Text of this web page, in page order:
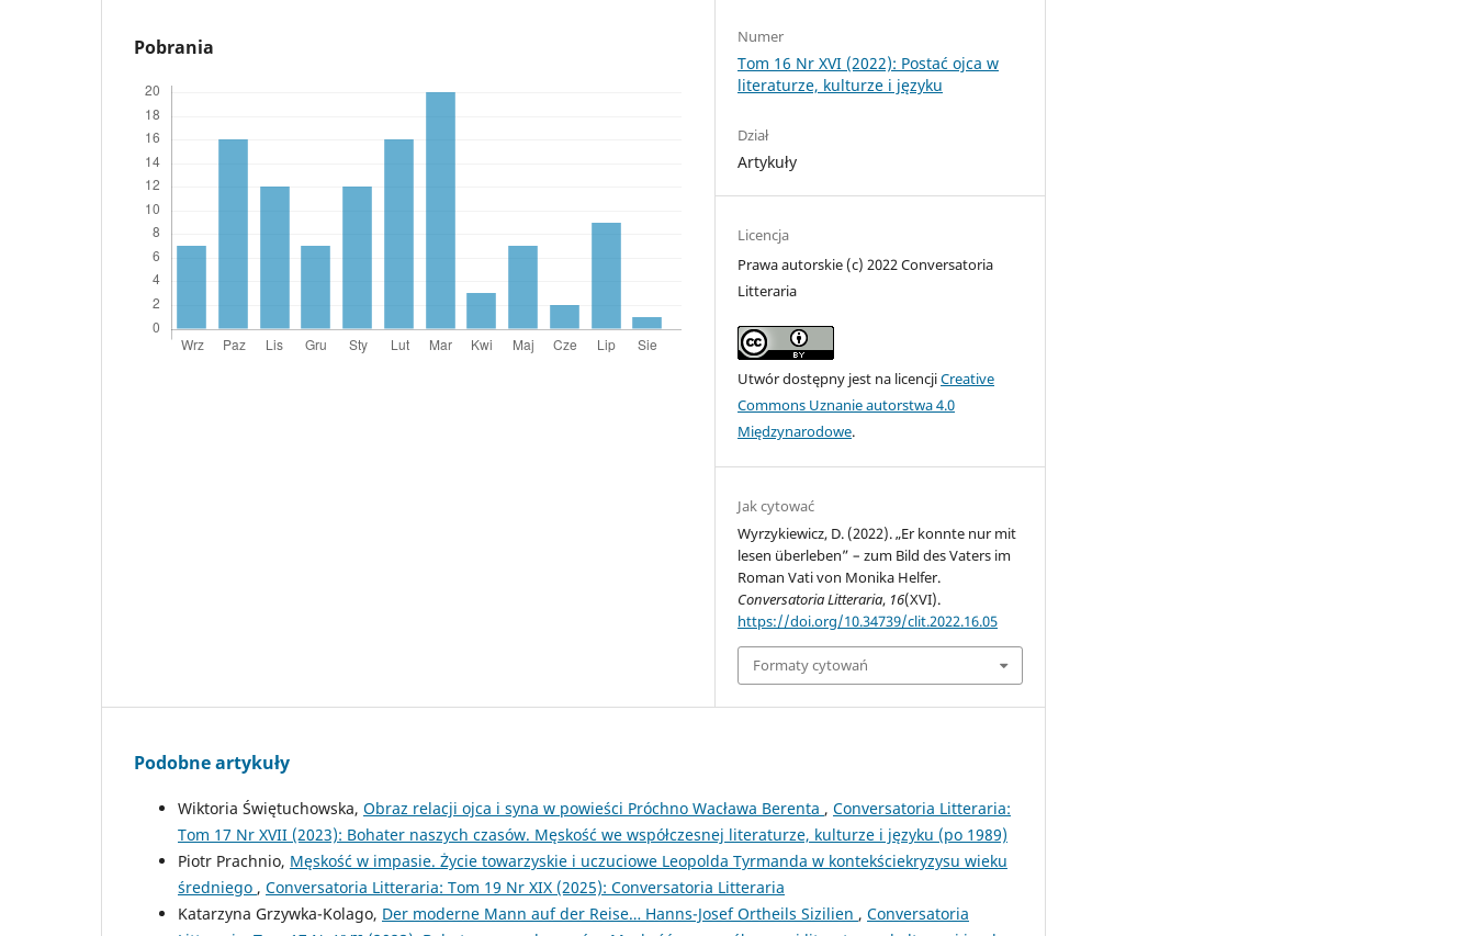
Pobrania Numer
Tom 16 Nr XVI (2022): Postać ojca w
literaturze, kulturze i języku
Dział
Artykuły
Licencja
Prawa autorskie (c) 2022 Conversatoria
Litteraria
Utwór dostępny jest na licencjiCreative
Commons Uznanie autorstwa 4.0
Międzynarodowe.
Jak cytować
Wyrzykiewicz, D. (2022). „Er konnte nur mit
lesen überleben” – zum Bild des Vaters im
Roman Vati von Monika Helfer.
Conversatoria Litteraria, 16(XVI).
https://doi.org/10.34739/clit.2022.16.05
Formaty cytowań
Podobne artykuły
Wiktoria Świętuchowska, Obraz relacji ojca i syna w powieści Próchno Wacława Berenta , Conversatoria Litteraria:
Tom 17 Nr XVII (2023): Bohater naszych czasów. Męskość we współczesnej literaturze, kulturze i języku (po 1989)
Piotr Prachnio, Męskość w impasie. Życie towarzyskie i uczuciowe Leopolda Tyrmanda w kontekściekryzysu wieku
średniego , Conversatoria Litteraria: Tom 19 Nr XIX (2025): Conversatoria Litteraria
Katarzyna Grzywka-Kolago, Der moderne Mann auf der Reise… Hanns-Josef Ortheils Sizilien , Conversatoria